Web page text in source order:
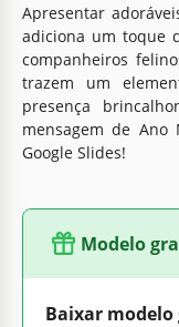
Apresentar
adiciona um toque
companheiros
trazem um
presença
mensagem de
Google Slides!
Modelo
Baixar